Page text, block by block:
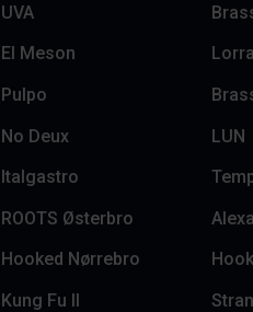
UVA
El Meson
Pulpo
No Deux
LUN
Italgastro
ROOTS Østerbro
Hooked Nørrebro
Kung Fu II